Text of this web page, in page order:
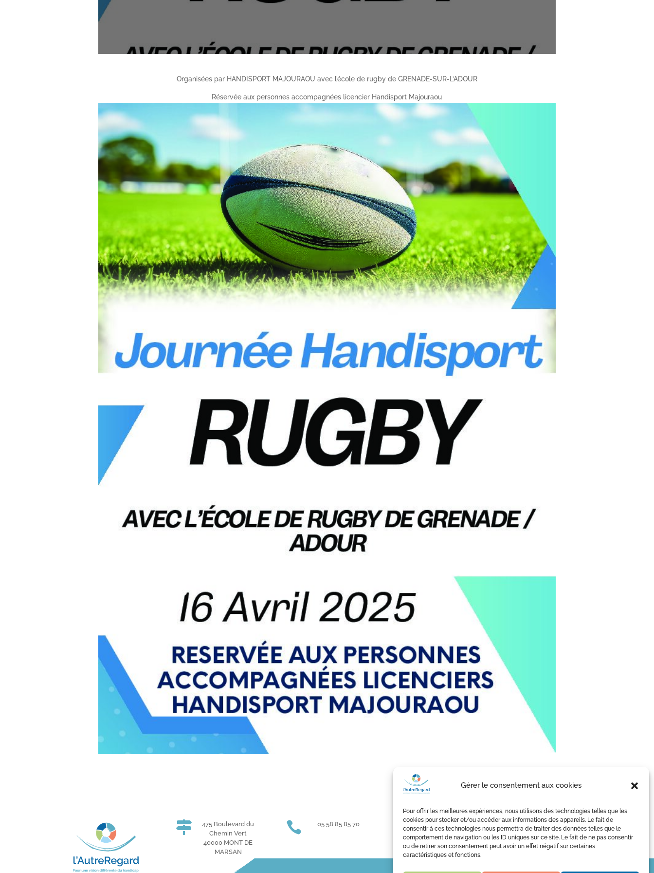
Gérer le consentement aux cookies
Pour offrir les meilleures expériences, nous utilisons des technologies telles que les
cookies pour stocker et/ou accéder aux informations des appareils. Le fait de
consentir à ces technologies nous permettra de traiter des données telles que le
comportement de navigation ou les ID uniques sur ce site. Le fait de ne pas consentir
ou de retirer son consentement peut avoir un effet négatif sur certaines
caractéristiques et fonctions.
Organisées par HANDISPORT MAJOURAOU avec l’école de rugby de GRENADE-SUR-L’ADOUR
Réservée aux personnes accompagnées licencier Handisport Majouraou

475 Boulevard du
Chemin Vert
40000 MONT DE
MARSAN
 05 58 85 85 70 }
Ouverture :
9h à 12h | 14h à 17h

L’ Autre Regard
2024 |
LESPIAUC
Informatique